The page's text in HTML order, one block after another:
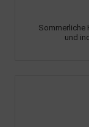
Sommerliche
und